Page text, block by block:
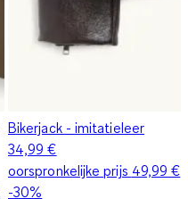
Bikerjack - imitatieleer
34,99 €
oorspronkelijke prijs 49,99 €
-30%